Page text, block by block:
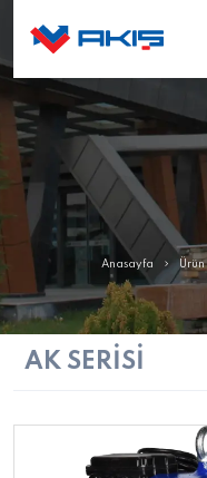
Anasayfa
AK SERİSİ